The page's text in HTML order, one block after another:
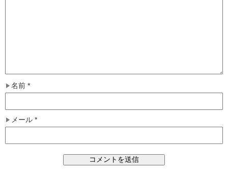
名前 *
メール *